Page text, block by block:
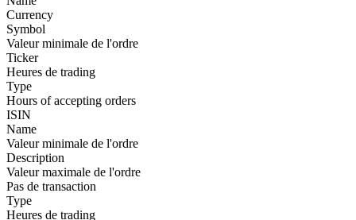
Currency
Symbol
Valeur minimale de l'ordre
Ticker
Heures de trading
Type
Hours of accepting orders
ISIN
Name
Valeur minimale de l'ordre
Description
Valeur maximale de l'ordre
Pas de transaction
Type
Heures de trading